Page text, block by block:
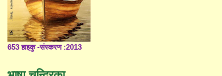
653 हाइकु -संस्करण :2013